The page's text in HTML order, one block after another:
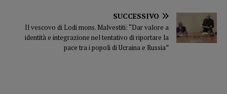
SUCCESSIVO
Il vescovo di Lodi mons. Malvestiti: “Dar valore a
identità e integrazione nel tentativo di riportare la
pace tra i popoli di Ucraina e Russia”